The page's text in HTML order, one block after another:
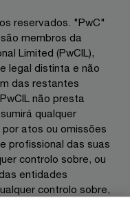
reservados. "PwC"
membros da
Limited (PwCIL),
legal distinta e não
das restantes
não presta
qualquer
atos ou omissões
profissional das suas
controlo sobre, ou
entidades
controlo sobre,